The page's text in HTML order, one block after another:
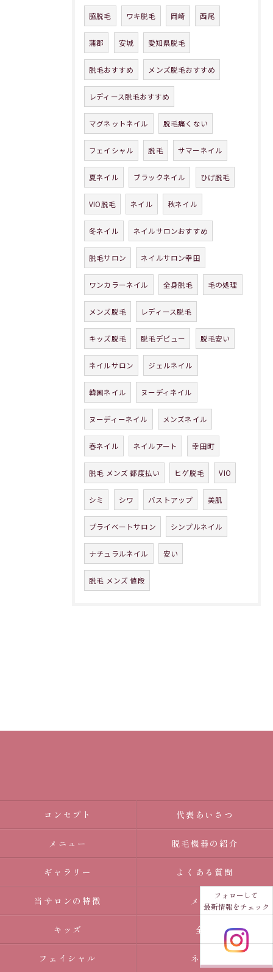
脇脱毛 ワキ脱毛 岡崎 西尾
蒲郡 安城 愛知県脱毛
脱毛おすすめ メンズ脱毛おすすめ
レディース脱毛おすすめ
マグネットネイル 脱毛痛くない
フェイシャル 脱毛 サマーネイル
夏ネイル ブラックネイル ひげ脱毛
VIO脱毛 ネイル 秋ネイル
冬ネイル ネイルサロンおすすめ
脱毛サロン ネイルサロン幸田
ワンカラーネイル 全身脱毛 毛の処理
メンズ脱毛 レディース脱毛
キッズ脱毛 脱毛デビュー 脱毛安い
ネイルサロン ジェルネイル
韓国ネイル ヌーディネイル
ヌーディーネイル メンズネイル
春ネイル ネイルアート 幸田町
脱毛 メンズ 都度払い ヒゲ脱毛 VIO
シミ シワ バストアップ 美肌
プライベートサロン シンプルネイル
ナチュラルネイル 安い
脱毛 メンズ 値段
フォローして
最新情報をチェック
コンセプト 代表あいさつ
メニュー 脱毛機器の紹介
ギャラリー よくある質問
当サロンの特徴 メンズ
キッズ 全身
フェイシャル ネイル